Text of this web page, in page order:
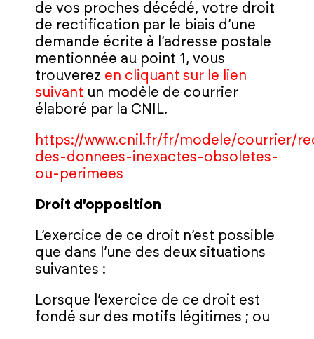
de vos proches décédé, votre droit
de rectification par le biais d’une
demande écrite à l’adresse postale
mentionnée au point 1, vous
trouverez en cliquant sur le lien
suivant un modèle de courrier
élaboré par la CNIL.
https://www.cnil.fr/fr/modele/courrier/
des-donnees-inexactes-obsoletes-
ou-perimees
Droit d’opposition
L’exercice de ce droit n’est possible
que dans l’une des deux situations
suivantes :
Lorsque l’exercice de ce droit est
fondé sur des motifs légitimes ; ou